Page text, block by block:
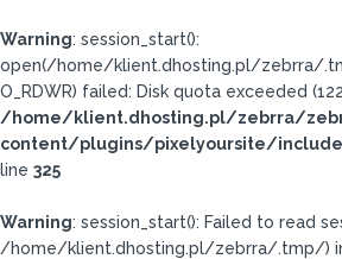
Warning: session_start():
open(/home/klient.dhosting.pl/zebrra/
O_RDWR) failed: Disk quota exceeded
/home/klient.dhosting.pl/zebrra/
content/plugins/pixelyoursite/
line 325
Warning: session_start(): Failed to read
/home/klient.dhosting.pl/zebrra/.tmp/)